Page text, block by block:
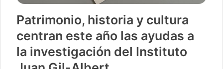
Patrimonio, historia y cultura
centran este año las ayudas a
la investigación del Instituto